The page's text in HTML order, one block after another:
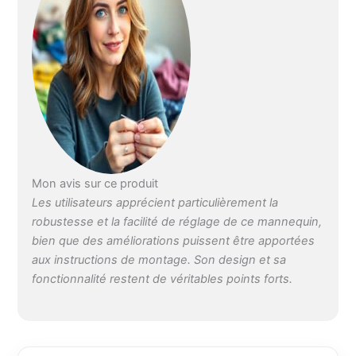
cou : 37 cm | Hauteur
totale : 203 cm |
Taille aux hanches :
18 cm | Largeur des
épaules : 37 cm | De
l'épaule au mamelon :
23 cm | Veuillez
vérifier vos
Mon avis sur ce produit
Les utilisateurs apprécient particulièrement la
robustesse et la facilité de réglage de ce mannequin,
bien que des améliorations puissent être apportées
aux instructions de montage. Son design et sa
fonctionnalité restent de véritables points forts.